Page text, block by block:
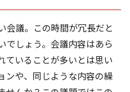
会議。この時間が冗長だと
でしょう。会議内容はあら
ていることが多いとは思い
ンや、同じような内容の繰